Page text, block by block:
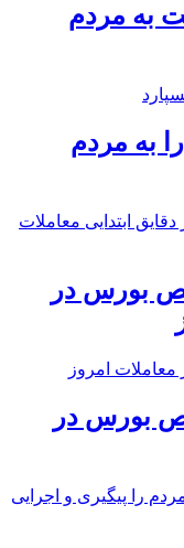
به مردم
به مردم
بورس در
بورس در